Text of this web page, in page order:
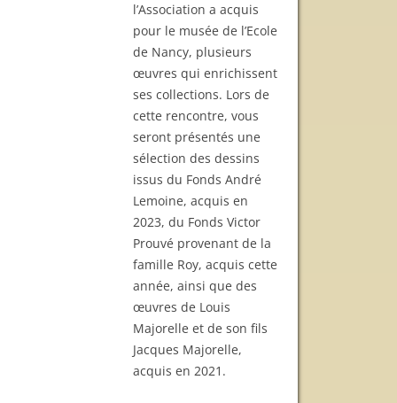
l’Association a acquis
pour le musée de l’Ecole
de Nancy, plusieurs
œuvres qui enrichissent
ses collections. Lors de
cette rencontre, vous
seront présentés une
sélection des dessins
issus du Fonds André
Lemoine, acquis en
2023, du Fonds Victor
Prouvé provenant de la
famille Roy, acquis cette
année, ainsi que des
œuvres de Louis
Majorelle et de son fils
Jacques Majorelle,
acquis en 2021.